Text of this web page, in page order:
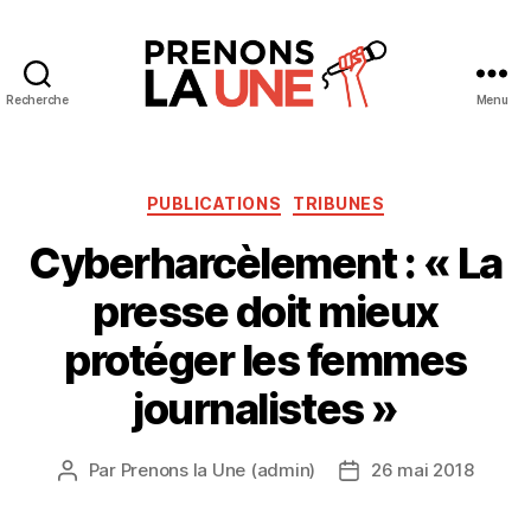
Recherche Menu
Catégories
PUBLICATIONS TRIBUNES
Cyberharcèlement : « La
presse doit mieux
protéger les femmes
journalistes »
Auteur
Par Prenons la Une (admin)
Date26 mai 2018